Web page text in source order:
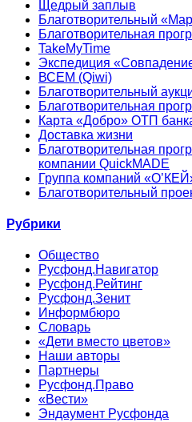
Щедрый заплыв
Благотворительный
Благотворительная
TakeMyTime
Экспедиция
ВСЕМ (Qiwi)
Благотворительный
Благотворительная
Карта «Добро» ОТП
Доставка жизни
Благотворительная
компании QuickMADE
Группа компаний
Благотворительный
Рубрики
Общество
Русфонд.Навигатор
Русфонд.Рейтинг
Русфонд.Зенит
Информбюро
Словарь
«Дети вместо цветов»
Наши авторы
Партнеры
Русфонд.Право
«Вести»
Эндаумент Русфонда